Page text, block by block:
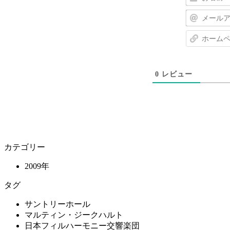
0 レビュー
カテゴリー
2009年
タグ
サントリーホール
マルティン・ジークハルト
日本フィルハーモニー交響楽団